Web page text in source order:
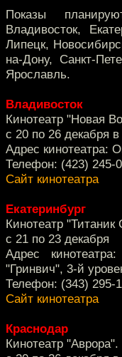
Показы
Владивосток,
Липецк,
на-Дону, Санкт-
Ярославль.
Владивосток
Кинотеатр "Новая
с 20 по 26 декабря
Адрес кинотеатра:
Телефон: (423) 245-
Сайт кинотеатра
Екатеринбург
Кинотеатр
с 21 по 23 декабря
Адрес
"Гринвич", 3-й
Телефон: (343) 295-
Сайт кинотеатра
Краснодар
Кинотеатр "Аврора".